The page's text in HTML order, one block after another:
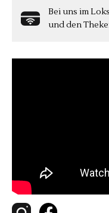
Bei uns im
und den